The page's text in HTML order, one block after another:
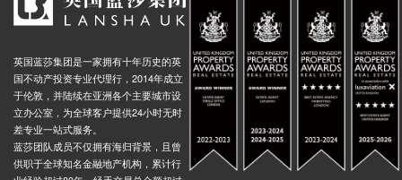
英国蓝莎集团是一家拥有十年历史的英
国不动产投资专业代理行，2014年成立
于伦敦，并陆续在亚洲各个主要城市设
立办公室，为全球客户提供24小时无时
差专业一站式服务。
蓝莎团队成员不仅拥有海归背景，且曾
供职于全球知名金融地产机构，累计行